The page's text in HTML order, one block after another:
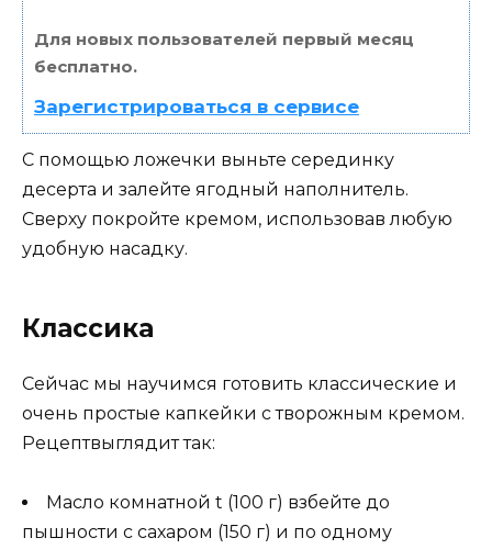
Для новых пользователей первый месяц
бесплатно.
Зарегистрироваться в сервисе
С помощью ложечки выньте серединку
десерта и залейте ягодный наполнитель.
Сверху покройте кремом, использовав любую
удобную насадку.
Классика
Сейчас мы научимся готовить классические и
очень простые капкейки с творожным кремом.
Рецептвыглядит так:
Масло комнатной t (100 г) взбейте до
пышности с сахаром (150 г) и по одному